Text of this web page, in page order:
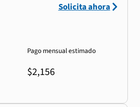
Pago mensual estimado
$2,156
Solicita ahora